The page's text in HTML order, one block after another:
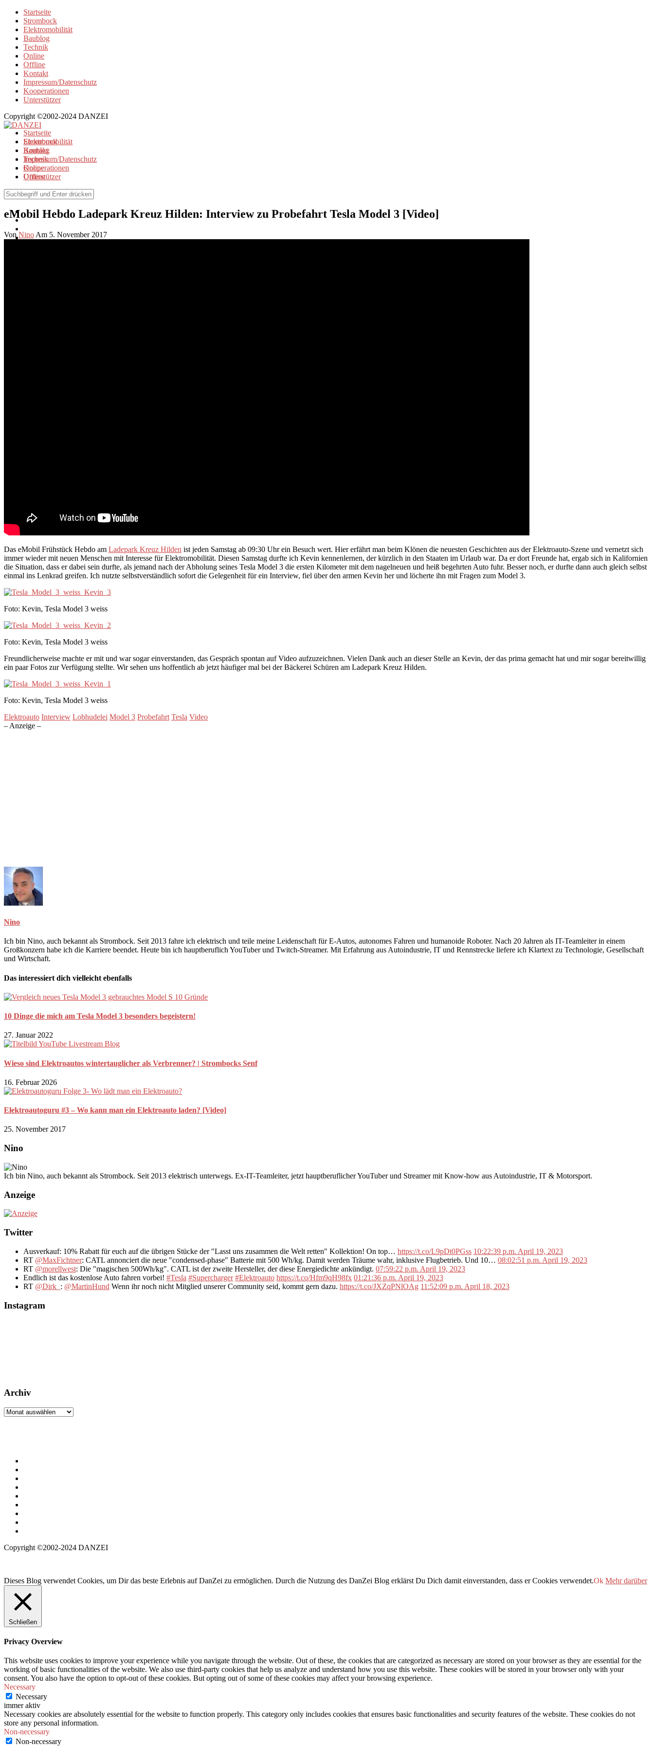
Startseite
Strombock
Elektromobilität
Baublog
Technik
Online
Offline
Kontakt
Impressum/Datenschutz
Kooperationen
Unterstützer
Copyright ©2002-2024 DANZEI
Startseite
Strombock
Kontakt
Impressum/Datenschutz
Kooperationen
Unterstützer
Elektromobilität
Baublog
Technik
Online
Offline
Elektromobilität
eMobil Hebdo Ladepark Kreuz Hilden: Interview zu Probefahrt Tesla Model 3 [Video]
Von Nino Am 5. November 2017
Das eMobil Frühstück Hebdo am Ladepark Kreuz Hilden ist jeden Samstag ab 09:30 Uhr ein Besuch wert. Hier erfährt man beim Klönen die neuesten Geschichten aus der Elektroauto-Szene und vernetzt sich
immer wieder mit neuen Menschen mit Interesse für Elektromobilität. Diesen Samstag durfte ich Kevin kennenlernen, der kürzlich in den Staaten im Urlaub war. Da er dort Freunde hat, ergab sich in Kalifornien
die Situation, dass er dabei sein durfte, als jemand nach der Abholung seines Tesla Model 3 die ersten Kilometer mit dem nagelneuen und heiß begehrten Auto fuhr. Besser noch, er durfte dann auch gleich selbst
einmal ins Lenkrad greifen. Ich nutzte selbstverständlich sofort die Gelegenheit für ein Interview, fiel über den armen Kevin her und löcherte ihn mit Fragen zum Model 3.
Foto: Kevin, Tesla Model 3 weiss
Foto: Kevin, Tesla Model 3 weiss
Freundlicherweise machte er mit und war sogar einverstanden, das Gespräch spontan auf Video aufzuzeichnen. Vielen Dank auch an dieser Stelle an Kevin, der das prima gemacht hat und mir sogar bereitwillig
ein paar Fotos zur Verfügung stellte. Wir sehen uns hoffentlich ab jetzt häufiger mal bei der Bäckerei Schüren am Ladepark Kreuz Hilden.
Foto: Kevin, Tesla Model 3 weiss
Elektroauto Interview Lobhudelei Model 3 Probefahrt Tesla Video
– Anzeige –
Nino
Ich bin Nino, auch bekannt als Strombock. Seit 2013 fahre ich elektrisch und teile meine Leidenschaft für E-Autos, autonomes Fahren und humanoide Roboter. Nach 20 Jahren als IT-Teamleiter in einem
Großkonzern habe ich die Karriere beendet. Heute bin ich hauptberuflich YouTuber und Twitch-Streamer. Mit Erfahrung aus Autoindustrie, IT und Rennstrecke liefere ich Klartext zu Technologie, Gesellschaft
und Wirtschaft.
Das interessiert dich vielleicht ebenfalls
10 Dinge die mich am Tesla Model 3 besonders begeistern!
27. Januar 2022
Wieso sind Elektroautos wintertauglicher als Verbrenner? | Strombocks Senf
16. Februar 2026
Elektroautoguru #3 – Wo kann man ein Elektroauto laden? [Video]
25. November 2017
Nino
Ich bin Nino, auch bekannt als Strombock. Seit 2013 elektrisch unterwegs. Ex-IT-Teamleiter, jetzt hauptberuflicher YouTuber und Streamer mit Know-how aus Autoindustrie, IT & Motorsport.
Anzeige
Twitter
Ausverkauf: 10% Rabatt für euch auf die übrigen Stücke der "Lasst uns zusammen die Welt retten" Kollektion! On top… https://t.co/L9pDt0PGss 10:22:39 p.m. April 19, 2023
RT @MaxFichtner: CATL annonciert die neue "condensed-phase" Batterie mit 500 Wh/kg. Damit werden Träume wahr, inklusive Flugbetrieb. Und 10… 08:02:51 p.m. April 19, 2023
RT @morellwest: Die "magischen 500Wh/kg". CATL ist der zweite Hersteller, der diese Energiedichte ankündigt. 07:59:22 p.m. April 19, 2023
Endlich ist das kostenlose Auto fahren vorbei! #Tesla #Supercharger #Elektroauto https://t.co/Hfm9qH98fx 01:21:36 p.m. April 19, 2023
RT @Dirk_ : @MartinHund Wenn ihr noch nicht Mitglied unserer Community seid, kommt gern dazu. https://t.co/JXZqPNlOAg 11:52:09 p.m. April 18, 2023
Instagram
Archiv
Archiv
Copyright ©2002-2024 DANZEI
Dieses Blog verwendet Cookies, um Dir das beste Erlebnis auf DanZei zu ermöglichen. Durch die Nutzung des DanZei Blog erklärst Du Dich damit einverstanden, dass er Cookies verwendet.Ok Mehr darüber
Schließen
Privacy Overview
This website uses cookies to improve your experience while you navigate through the website. Out of these, the cookies that are categorized as necessary are stored on your browser as they are essential for the
working of basic functionalities of the website. We also use third-party cookies that help us analyze and understand how you use this website. These cookies will be stored in your browser only with your
consent. You also have the option to opt-out of these cookies. But opting out of some of these cookies may affect your browsing experience.
Necessary
Necessary
immer aktiv
Necessary cookies are absolutely essential for the website to function properly. This category only includes cookies that ensures basic functionalities and security features of the website. These cookies do not
store any personal information.
Non-necessary
Non-necessary